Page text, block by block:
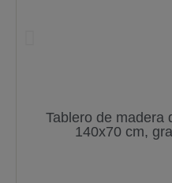
Tablero de madera
140x70 cm,